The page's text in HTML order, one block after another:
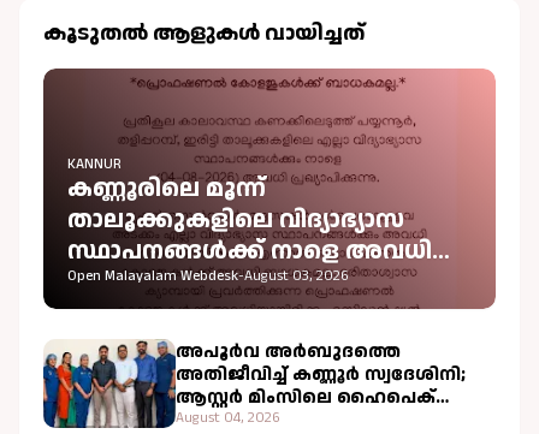
കൂടുതല്‍ ആളുകള്‍ വായിച്ചത്
KANNUR
കണ്ണൂരിലെ മൂന്ന്
താലൂക്കുകളിലെ വിദ്യാഭ്യാസ
സ്ഥാപനങ്ങൾക്ക് നാളെ അവധി
പ്രഖ്യാപിച്ചു
Open Malayalam Webdesk-August 03, 2026
അപൂർവ അർബുദത്തെ
അതിജീവിച്ച് കണ്ണൂർ സ്വദേശിനി;
ആസ്റ്റർ മിംസിലെ ഹൈപെക്
ചികിത്സ വിജയകരം
August 04, 2026